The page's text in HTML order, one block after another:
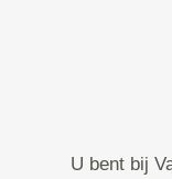
U bent bij